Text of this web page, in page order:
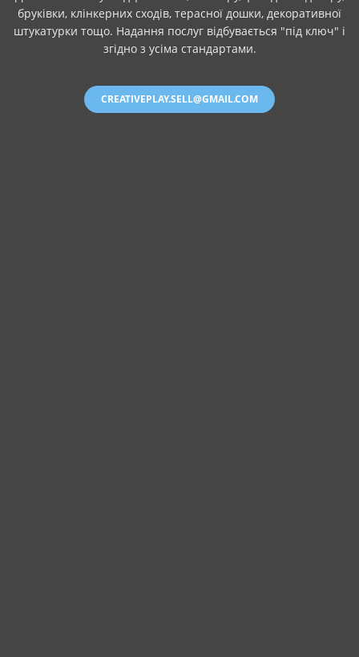
бруківки, клінкерних сходів, терасної дошки, декоративної
штукатурки тощо. Надання послуг відбувається "під ключ" і
згідно з усіма стандартами.
CREATIVEPLAY.SELL@GMAIL.COM